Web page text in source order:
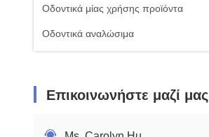
Οδοντικά μίας χρήσης προϊόντα
Οδοντικά αναλώσιμα
Επικοινωνήστε μαζί μας